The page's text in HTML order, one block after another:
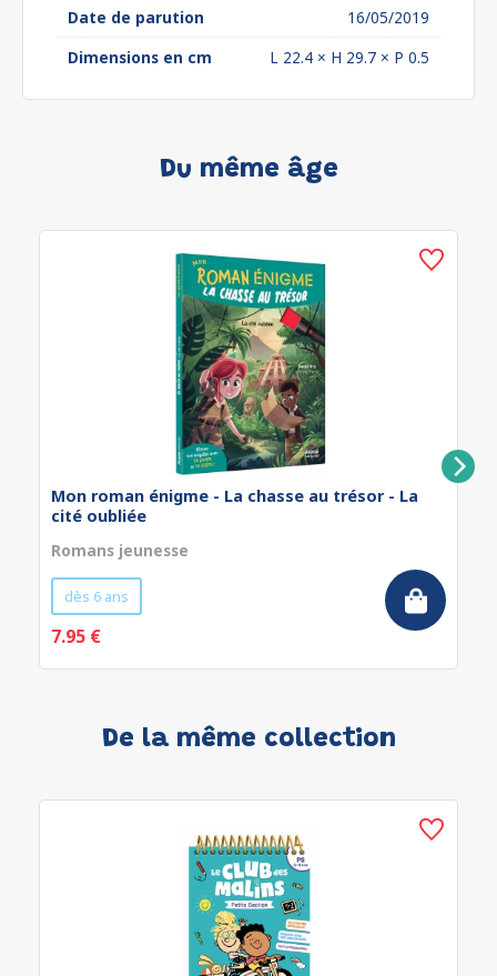
Date de parution
16/05/2019
Dimensions en cm
L 22.4 × H 29.7 × P 0.5
Du même âge
Mon roman énigme - La chasse au trésor - La
cité oubliée
Romans jeunesse
dès 6 ans
7.95 €
De la même collection